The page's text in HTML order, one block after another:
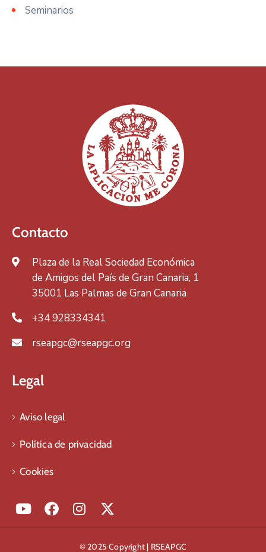
Seminarios
Contacto
Plaza de la Real Sociedad Económica
de Amigos del País de Gran Canaria, 1
35001 Las Palmas de Gran Canaria
+34 928334341
rseapgc@rseapgc.org
Legal
Aviso legal
Política de privacidad
Cookies
© 2025 Copyright | RSEAPGC